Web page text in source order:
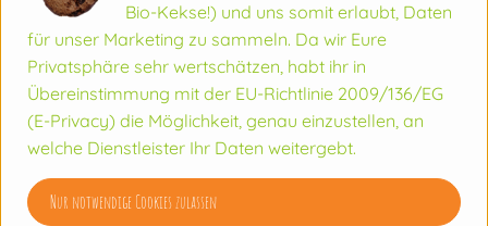
”Königliches Gemüse”, “Frühlingsluft in Stangen”,
“essbares Elfenbein” - so vielfältig die Vergleiche, so groß
ist auch die Faszination, die Spargel immer wieder und
durch die Jahrhunderte auf viele Feinschmecker aus allen
Erdteilen ausübt.
Wo kommt´s her?
Bio-Kekse!) und uns somit erlaubt, Daten
für unser Marketing zu sammeln. Da wir Eure
Privatsphäre sehr wertschätzen, habt ihr in
Übereinstimmung mit der EU-Richtlinie 2009/136/EG
(E-Privacy) die Möglichkeit, genau einzustellen, an
welche Dienstleister Ihr Daten weitergebt.
Nur notwendige Cookies zulassen